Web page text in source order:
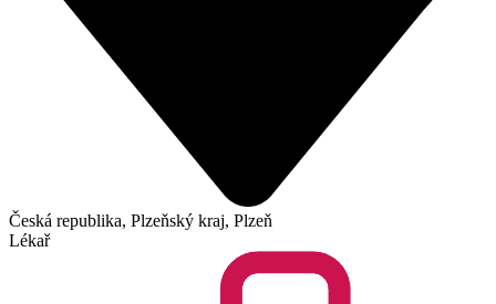
Česká republika, Plzeňský kraj, Plzeň
Lékař